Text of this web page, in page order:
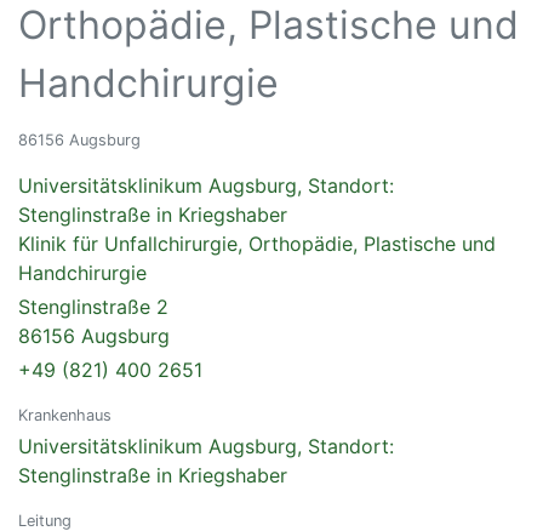
Orthopädie, Plastische und
Handchirurgie
86156 Augsburg
Universitätsklinikum Augsburg, Standort:
Stenglinstraße in Kriegshaber
Klinik für Unfallchirurgie, Orthopädie, Plastische und
Handchirurgie
Stenglinstraße 2
86156 Augsburg
+49 (821) 400 2651
Krankenhaus
Universitätsklinikum Augsburg, Standort:
Stenglinstraße in Kriegshaber
Leitung